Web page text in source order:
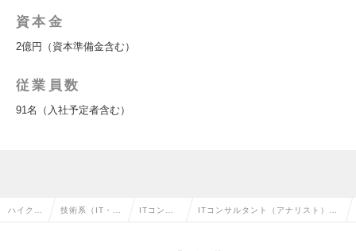
資本金
2億円（資本準備金含む）
従業員数
91名（入社予定者含む）
ハイクラ 技術系（IT・W ITコンサ ITコンサルタント（アナリスト）未